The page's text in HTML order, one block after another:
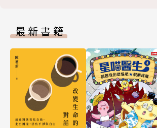
最新書籍